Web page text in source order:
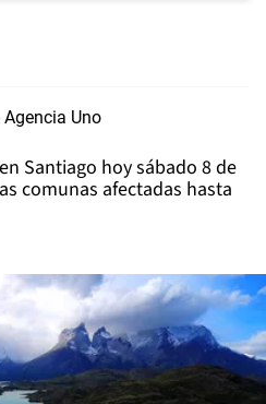
Santiago hoy sábado 8 de
comunas afectadas hasta